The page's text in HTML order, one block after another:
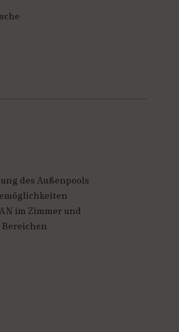
des Außenpools
im Zimmer und